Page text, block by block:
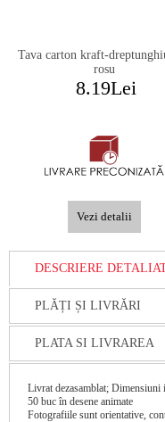
Tava carton kraft-
rosu
8.19Lei
Vezi detalii
DESCRIERE
PLĂȚI ȘI LIVRĂRI
PLATA SI LIVRAREA
Livrat dezasamblat;
50 buc în desene animate
Fotografiile sunt orientative,